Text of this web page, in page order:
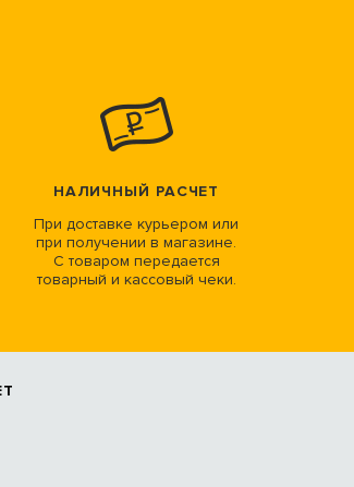
НАЛИЧНЫЙ РАСЧЕТ
При доставке курьером или
при получении в магазине.
С товаром передается
товарный и кассовый чеки.